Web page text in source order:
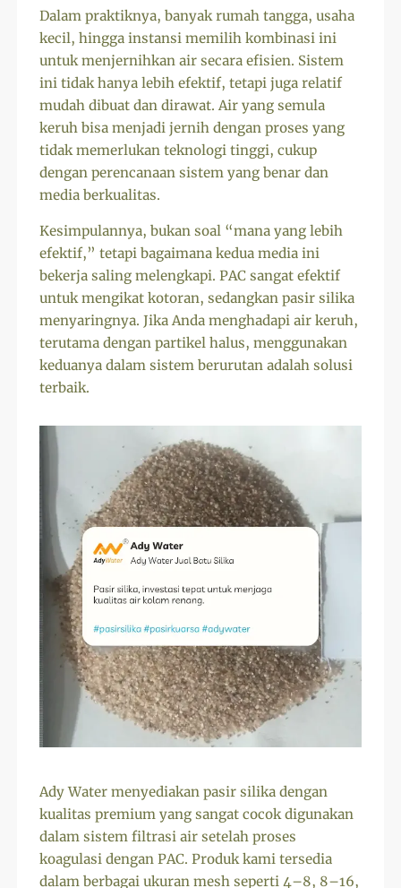
Dalam praktiknya, banyak rumah tangga, usaha
kecil, hingga instansi memilih kombinasi ini
untuk menjernihkan air secara efisien. Sistem
ini tidak hanya lebih efektif, tetapi juga relatif
mudah dibuat dan dirawat. Air yang semula
keruh bisa menjadi jernih dengan proses yang
tidak memerlukan teknologi tinggi, cukup
dengan perencanaan sistem yang benar dan
media berkualitas.
Kesimpulannya, bukan soal “mana yang lebih
efektif,” tetapi bagaimana kedua media ini
bekerja saling melengkapi. PAC sangat efektif
untuk mengikat kotoran, sedangkan pasir silika
menyaringnya. Jika Anda menghadapi air keruh,
terutama dengan partikel halus, menggunakan
keduanya dalam sistem berurutan adalah solusi
terbaik.
Ady Water menyediakan pasir silika dengan
kualitas premium yang sangat cocok digunakan
dalam sistem filtrasi air setelah proses
koagulasi dengan PAC. Produk kami tersedia
dalam berbagai ukuran mesh seperti 4–8, 8–16,